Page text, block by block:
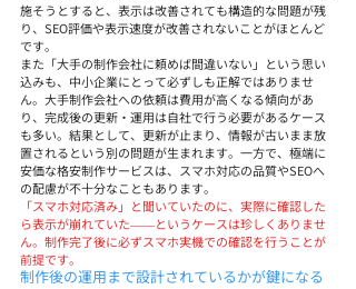
施そうとすると、表示は改善されても構造的な問題が残
り、SEO評価や表示速度が改善されないことがほとんど
です。
また「大手の制作会社に頼めば間違いない」という思い
込みも、中小企業にとって必ずしも正解ではありませ
ん。大手制作会社への依頼は費用が高くなる傾向があ
り、完成後の更新・運用は自社で行う必要があるケース
も多い。結果として、更新が止まり、情報が古いまま放
置されるという別の問題が生まれます。一方で、極端に
安価な格安制作サービスは、スマホ対応の品質やSEOへ
の配慮が不十分なこともあります。
「スマホ対応済み」と聞いていたのに、実際に確認した
ら表示が崩れていた——というケースは珍しくありませ
ん。制作完了後に必ずスマホ実機での確認を行うことが
前提です。
制作後の運用まで設計されているかが鍵になる